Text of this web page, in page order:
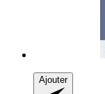
Ajouter